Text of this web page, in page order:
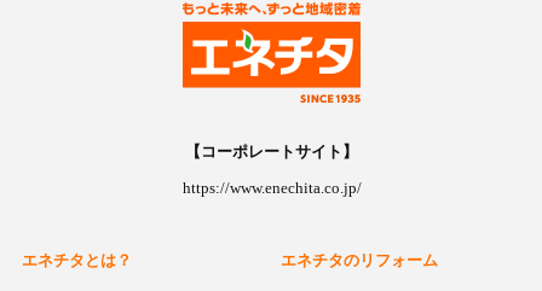
【コーポレートサイト】
https://www.enechita.co.jp/
エネチタとは？ エネチタのリフォーム